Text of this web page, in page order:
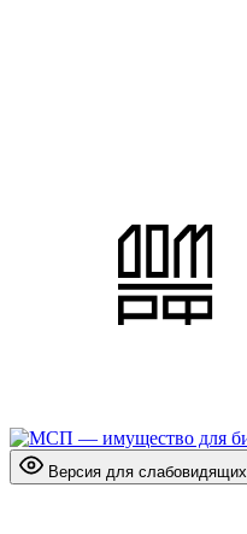
Версия для слабовидящих